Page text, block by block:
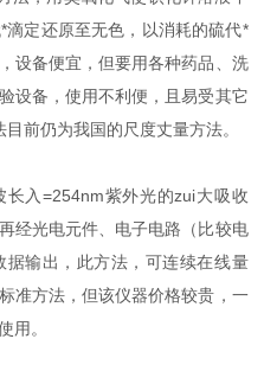
定还原至无色，以消耗的硫代*
设备便宜，但要用各种药品、洗
设备，使用不利便，且易受其它
前仍为我国的尺度丈量方法。
入=254nm紫外光的zui大吸收
经光电元件、电子电路（比较电
输出，此方法，可连续在线量
准方法，但该仪器价格较贵，一
用。